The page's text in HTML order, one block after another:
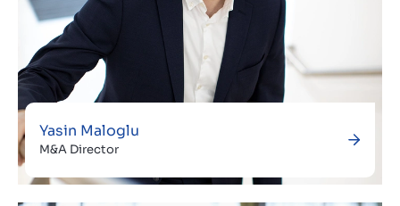
Yasin Maloglu
M&A Director